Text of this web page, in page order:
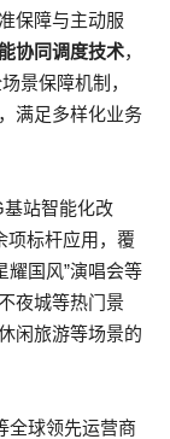
保障与主动服
协同调度技术，
景保障机制，
满足多样化业务
基站智能化改
项标杆应用，覆
耀国风”演唱会等
夜城等热门景
闲旅游等场景的
全球领先运营商